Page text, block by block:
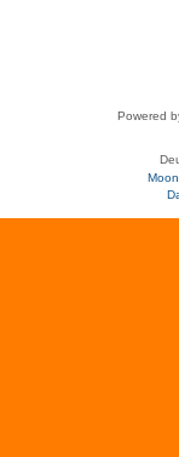
Powered